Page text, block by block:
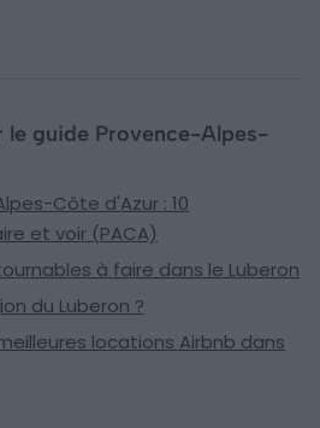
le guide Provence-Alpes-
Côte d'Azur : 10
et voir (PACA)
à faire dans le Luberon
du Luberon ?
locations Airbnb dans